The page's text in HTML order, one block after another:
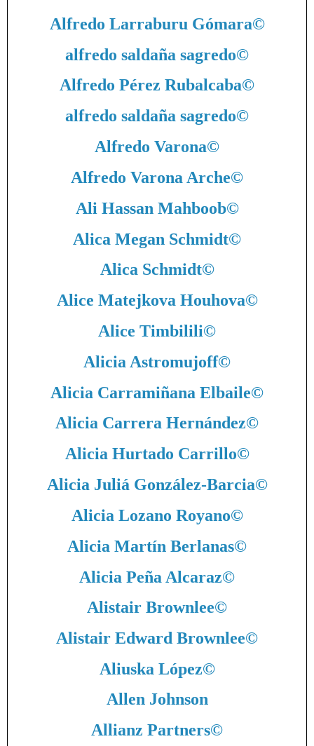
Alfredo Larraburu Gómara©
alfredo saldaña sagredo©
Alfredo Pérez Rubalcaba©
alfredo saldaña sagredo©
Alfredo Varona©
Alfredo Varona Arche©
Ali Hassan Mahboob©
Alica Megan Schmidt©
Alica Schmidt©
Alice Matejkova Houhova©
Alice Timbilili©
Alicia Astromujoff©
Alicia Carramiñana Elbaile©
Alicia Carrera Hernández©
Alicia Hurtado Carrillo©
Alicia Juliá González-Barcia©
Alicia Lozano Royano©
Alicia Martín Berlanas©
Alicia Peña Alcaraz©
Alistair Brownlee©
Alistair Edward Brownlee©
Aliuska López©
Allen Johnson
Allianz Partners©